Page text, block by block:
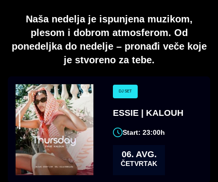
Naša nedelja je ispunjena muzikom,
plesom i dobrom atmosferom. Od
ponedeljka do nedelje – pronađi veče koje
je stvoreno za tebe.
DJ SET
ESSIE | KALOUH
Start: 23:00h
06. AVG.
ČETVRTAK